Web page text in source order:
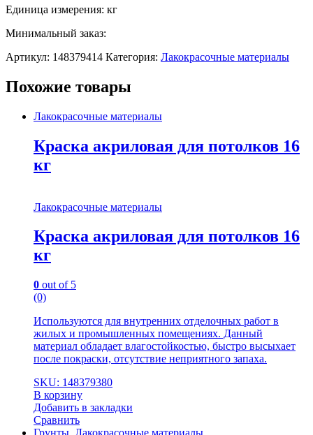
Единица измерения: кг
Минимальный заказ:
Артикул: 148379414 Категория: Лакокрасочные материалы
Похожие товары
Лакокрасочные материалы
Краска акриловая для потолков 16
кг
Лакокрасочные материалы
Краска акриловая для потолков 16
кг
0 out of 5
(0)
Используются для внутренних отделочных работ в
жилых и промышленных помещениях. Данный
материал обладает влагостойкостью, быстро высыхает
после покраски, отсутствие неприятного запаха.
SKU: 148379380
В корзину
Добавить в закладки
Сравнить